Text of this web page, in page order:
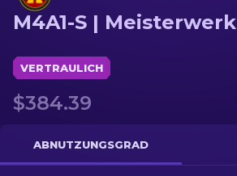
Scharfschützengewehr
Messer
Handschuh
Kisten
M4A1-S | Meisterwerk
VERTRAULICH
$384.39
ABNUTZUNGSGRAD